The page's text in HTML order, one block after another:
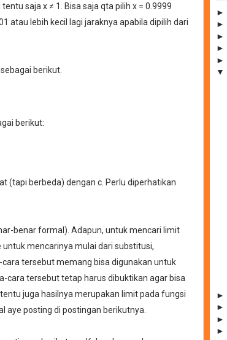
saja x ≠ 1. Bisa saja qta pilih x = 0.9999
atau lebih kecil lagi jaraknya apabila dipilih dari
berikut.
berikut:
(tapi berbeda) dengan c. Perlu diperhatikan
benar formal). Adapun, untuk mencari limit
mencarinya mulai dari substitusi,
tersebut memang bisa digunakan untuk
cara tersebut tetap harus dibuktikan agar bisa
juga hasilnya merupakan limit pada fungsi
posting di postingan berikutnya.
►
►
►
►
►
▼
►
►
►
►